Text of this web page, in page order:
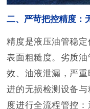
二、严苛把控精度：
精度是液压油管稳
表面粗糙度。劣质
效、油液泄漏，严
进的无损检测设备
度进行全流程管控